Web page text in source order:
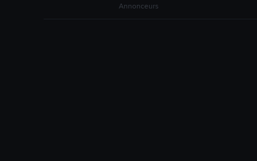
Annonceurs